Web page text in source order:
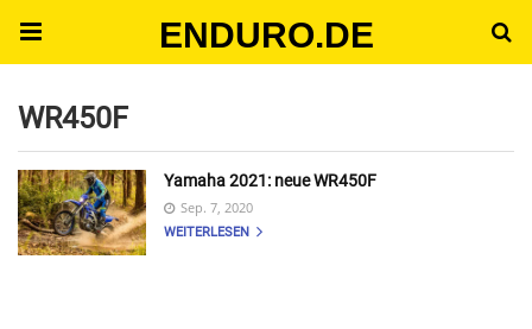
ENDURO.DE
WR450F
Yamaha 2021: neue WR450F
Sep. 7, 2020
WEITERLESEN